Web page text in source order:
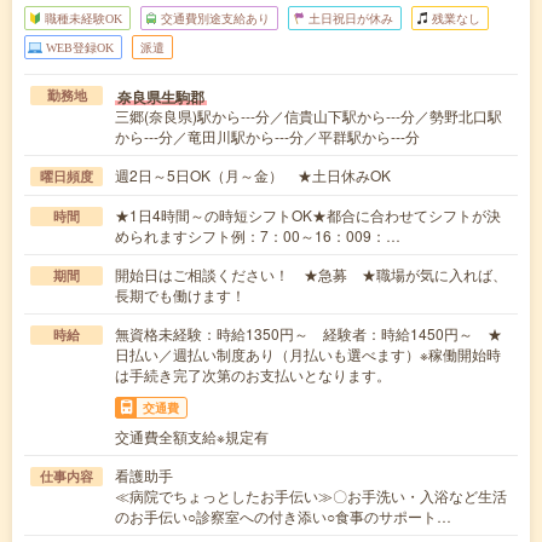
職種未経験OK 交通費別途支給あり 土日祝日が休み 残業なし
WEB登録OK 派遣
勤務地 奈良県生駒郡
三郷(奈良県)駅から---分／信貴山下駅から---分／勢野北口駅
から---分／竜田川駅から---分／平群駅から---分
曜日頻度 週2日～5日OK（月～金） ★土日休みOK
時間
★1日4時間～の時短シフトOK★都合に合わせてシフトが決
められますシフト例：7：00～16：009：…
期間
開始日はご相談ください！ ★急募 ★職場が気に入れば、
長期でも働けます！
時給
無資格未経験：時給1350円～ 経験者：時給1450円～ ★
日払い／週払い制度あり（月払いも選べます）※稼働開始時
は手続き完了次第のお支払いとなります。
交通費
交通費全額支給※規定有
仕事内容
看護助手
≪病院でちょっとしたお手伝い≫〇お手洗い・入浴など生活
のお手伝い○診察室への付き添い○食事のサポート…